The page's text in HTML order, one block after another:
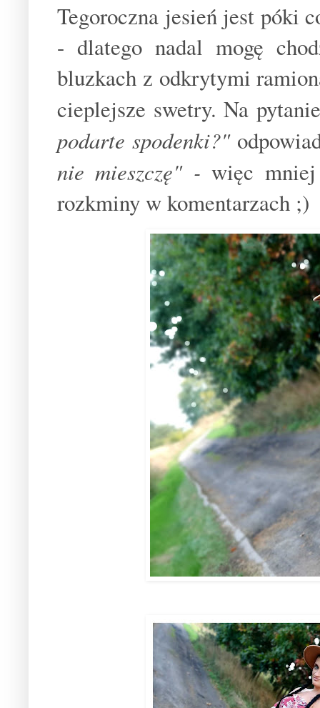
Tegoroczna jesień jest póki
- dlatego nadal mogę
bluzkach z odkrytymi
cieplejsze swetry. Na
podarte spodenki?"
nie mieszczę" -więc
rozkminy w komentarzach ;)